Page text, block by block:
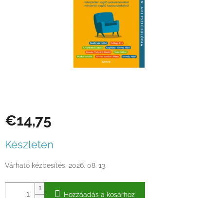
€14,75
Készleten
Várható kézbesítés: 2026. 08. 13.
Hozzáadás a kosárhoz